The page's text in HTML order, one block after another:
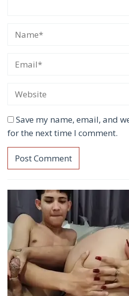
Save my name, email, and
for the next time I comment.